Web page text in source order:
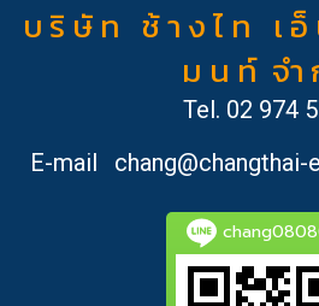
บ ริ ษั ท ช้ า ง ไ ท เ อ็
ม น ท์ จำ
Tel. 02 974
E-mail